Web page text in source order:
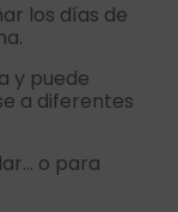
los días de
y puede
a diferentes
o para